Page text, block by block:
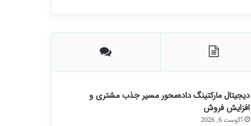
دیجیتال مارکتینگ داده‌محور مسیر جذب مشتری و
افزایش فروش
آگوست 6, 2026